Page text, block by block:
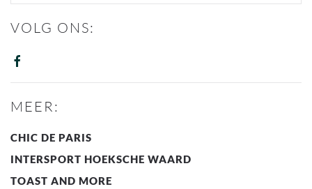
VOLG ONS:
MEER:
CHIC DE PARIS
INTERSPORT HOEKSCHE WAARD
TOAST AND MORE